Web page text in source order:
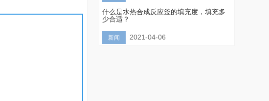
什么是水热合成反应釜的填充度，填充多
少合适？
新闻 2021-04-06